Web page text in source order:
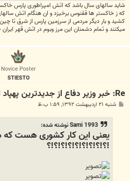
شاید سالهای سال باشد که اتش امپراطوری پارس
که ز خاکستر ها ققنوس برخیزد و ان هنگام اتش
کشید و بار دیگر مردمی از سرزمین پارس از شرق تا
میکنند و تمام دشمنان این مرز وبوم در اتش قهر
Novice Poster
STIESTO
Re: خبر وزیر دفاع از جدیدترین پهپاد ایران
شنبه ۲۱ اردیبهشت ۱۳۹۲, ۱:۵۹ ب.ظ
Sami 1993 نوشته شده:
یعنی این کار کشوری هست
!؟!؟!؟!؟!؟!؟!؟!؟!؟